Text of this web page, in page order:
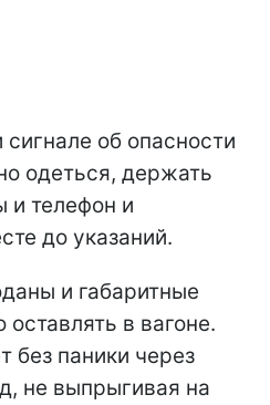
сигнале об опасности
одеться, держать
и телефон и
до указаний.
и габаритные
в вагоне.
без паники через
не выпрыгивая на